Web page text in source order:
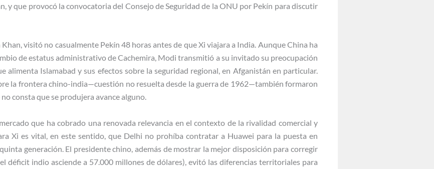
y que provocó la convocatoria del Consejo de Seguridad de la ONU por Pekín para discutir
visitó no casualmente Pekín 48 horas antes de que Xi viajara a India. Aunque China ha
de estatus administrativo de Cachemira, Modi transmitió a su invitado su preocupación
Islamabad y sus efectos sobre la seguridad regional, en Afganistán en particular.
la frontera chino-india—cuestión no resuelta desde la guerra de 1962—también formaron
consta que se produjera avance alguno.
que ha cobrado una renovada relevancia en el contexto de la rivalidad comercial y
Xi es vital, en este sentido, que Delhi no prohíba contratar a Huawei para la puesta en
generación. El presidente chino, además de mostrar la mejor disposición para corregir
déficit indio asciende a 57.000 millones de dólares), evitó las diferencias territoriales para